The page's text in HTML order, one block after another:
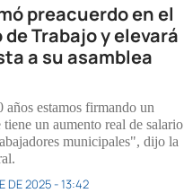
preacuerdo en el
Trabajo y elevará
a su asamblea
años estamos firmando un
tiene un aumento real de salario
municipales", dijo la
DE 2025 - 13:42